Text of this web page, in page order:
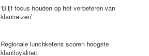
‘Blijf focus houden op het verbeteren van
klantreizen’
Regionale lunchketens scoren hoogste
klantloyaliteit